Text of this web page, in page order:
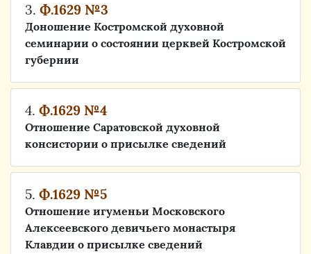
3. Ф.1629 №3
Доношение Костромской духовной
семинарии о состоянии церквей Костромской
губернии
4. Ф.1629 №4
Отношение Саратовской духовной
консистории о присылке сведений
5. Ф.1629 №5
Отношение игуменьи Московского
Алексеевского девичьего монастыря
Клавдии о присылке сведений